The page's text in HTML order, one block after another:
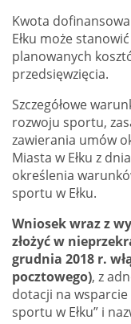
Kwota
Ełku może
planowanych
przedsięwzięcia.
Szczegółowe
rozwoju sportu,
zawierania umów
Miasta w Ełku z
określenia
sportu w Ełku.
Wniosek wraz z
złożyć w
grudnia 2018 r.
pocztowego), z
dotacji na
sportu w Ełku” i